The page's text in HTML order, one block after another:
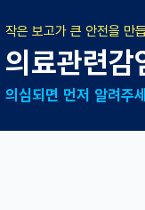
해외여행객
챗봇 서비스